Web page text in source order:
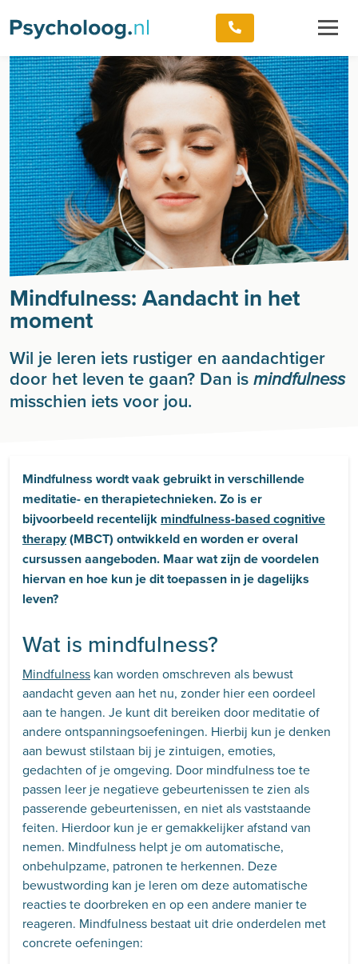
Mindfulness: Aandacht in het
moment
Wil je leren iets rustiger en aandachtiger
door het leven te gaan? Dan is mindfulness
misschien iets voor jou.
Mindfulness wordt vaak gebruikt in verschillende
meditatie- en therapietechnieken. Zo is er
bijvoorbeeld recentelijk mindfulness-based cognitive
therapy(MBCT) ontwikkeld en worden er overal
cursussen aangeboden. Maar wat zijn de voordelen
hiervan en hoe kun je dit toepassen in je dagelijks
leven?
Wat is mindfulness?
Mindfulness kan worden omschreven als bewust
aandacht geven aan het nu, zonder hier een oordeel
aan te hangen. Je kunt dit bereiken door meditatie of
andere ontspanningsoefeningen. Hierbij kun je denken
aan bewust stilstaan bij je zintuigen, emoties,
gedachten of je omgeving. Door mindfulness toe te
passen leer je negatieve gebeurtenissen te zien als
passerende gebeurtenissen, en niet als vaststaande
feiten. Hierdoor kun je er gemakkelijker afstand van
nemen. Mindfulness helpt je om automatische,
onbehulpzame, patronen te herkennen. Deze
bewustwording kan je leren om deze automatische
reacties te doorbreken en op een andere manier te
reageren. Mindfulness bestaat uit drie onderdelen met
concrete oefeningen: